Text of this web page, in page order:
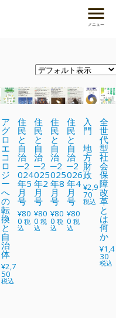
メニュー
ア
グ
ロ
エ
コ
ロ
ジ
ー
へ
の
転
換
と
自
治
体
¥2,7
50
税込
住
民
と
自
治
─2
024
年5
月
号
¥80
0 税
込
住
民
と
自
治
─2
025
年2
月
号
¥80
0 税
込
住
民
と
自
治
─2
025
年8
月
号
¥80
0 税
込
住
民
と
自
治
─2
026
年4
月
号
¥80
0 税
込
入
門
地
方
財
政
¥2,9
70
税込
全
世
代
型
社
会
保
障
改
革
と
は
何
か
¥1,4
30
税込